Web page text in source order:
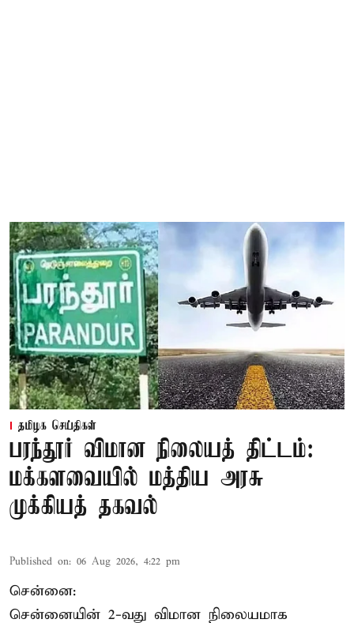
தமிழக செய்திகள்
பரந்தூர் விமான நிலையத் திட்டம்:
மக்களவையில் மத்திய அரசு
முக்கியத் தகவல்
Published on: 06 Aug 2026, 4:22 pm
சென்னை:
சென்னையின் 2-வது விமான நிலையமாக